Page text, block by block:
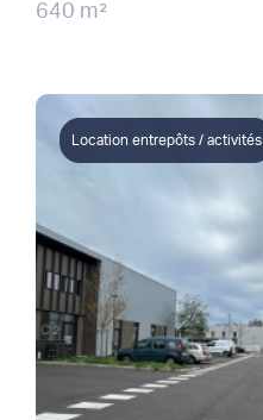
640 m²
Location entrepôts / activités